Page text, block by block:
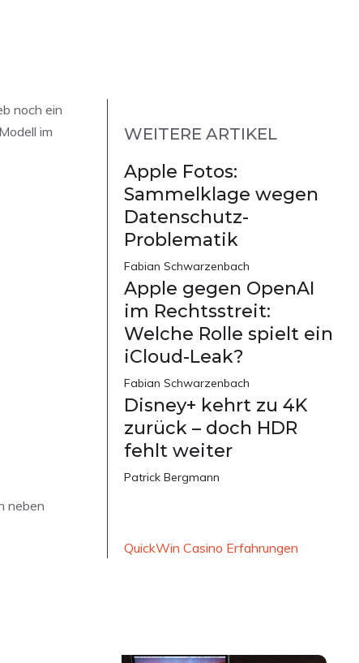
noch ein
im
neben
WEITERE ARTIKEL
Apple Fotos:
Sammelklage wegen
Datenschutz-
Problematik
Fabian Schwarzenbach
Apple gegen OpenAI
im Rechtsstreit:
Welche Rolle spielt ein
iCloud-Leak?
Fabian Schwarzenbach
Disney+ kehrt zu 4K
zurück – doch HDR
fehlt weiter
Patrick Bergmann
QuickWin Casino Erfahrungen